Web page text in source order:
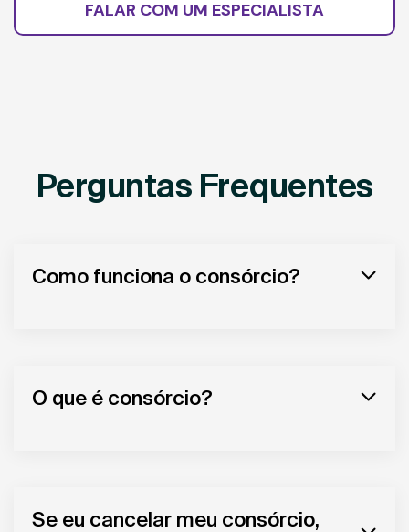
FALAR COM UM ESPECIALISTA
Perguntas Frequentes
Como funciona o consórcio?
O que é consórcio?
Se eu cancelar meu consórcio,